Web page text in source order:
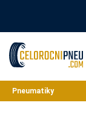
Pneumatiky